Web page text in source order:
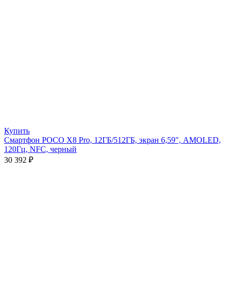
Купить
Смартфон POCO X8 Pro, 12ГБ/512ГБ, экран 6,59″, AMOLED,
120Гц, NFC, черный
30 392 ₽